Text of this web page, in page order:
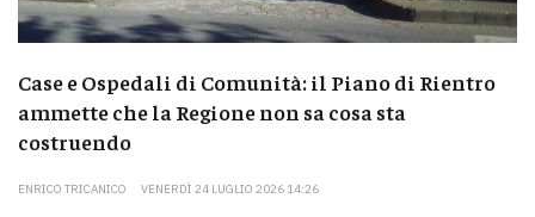
Case e Ospedali di Comunità: il Piano di Rientro
ammette che la Regione non sa cosa sta
costruendo
ENRICO TRICANICO VENERDÌ 24 LUGLIO 2026 14:26